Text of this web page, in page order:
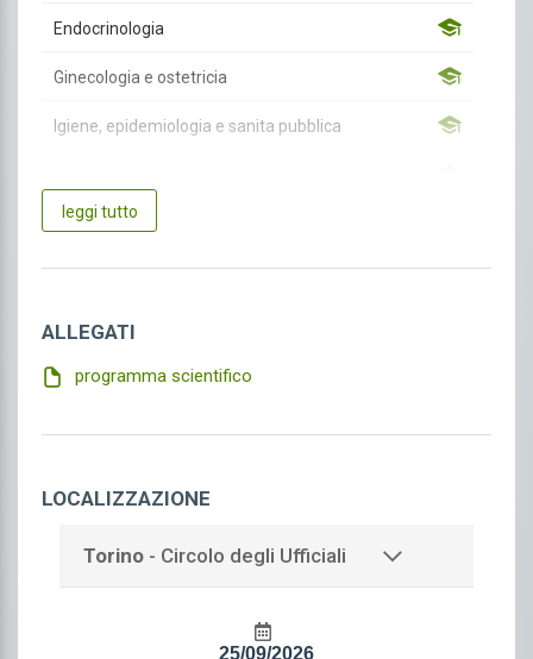
Endocrinologia
Ginecologia e ostetricia
Igiene, epidemiologia e sanita pubblica
Patologia clinica
Scienza dell'alimentazione e dietetica
Urologia
leggi tutto
ALLEGATI
programma scientifico
LOCALIZZAZIONE
Torino - Circolo degli Ufficiali
25/09/2026